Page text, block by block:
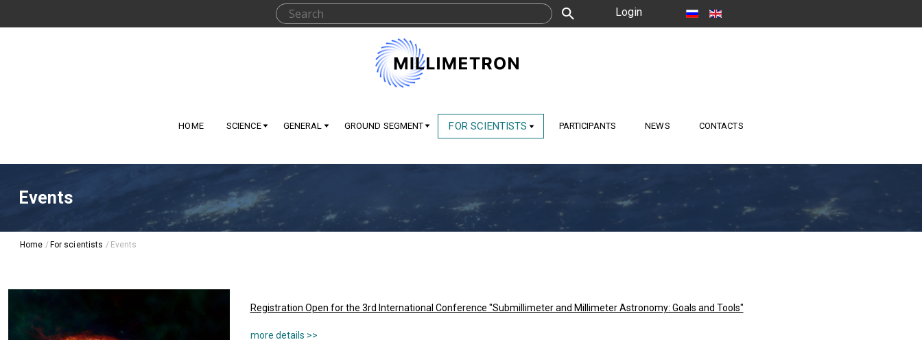
Login
HOME SCIENCE GENERAL GROUND SEGMENT FOR SCIENTISTS PARTICIPANTS NEWS CONTACTS
Events
Home / For scientists / Events
Registration Open for the 3rd International Conference "Submillimeter and Millimeter Astronomy: Goals and Tools"